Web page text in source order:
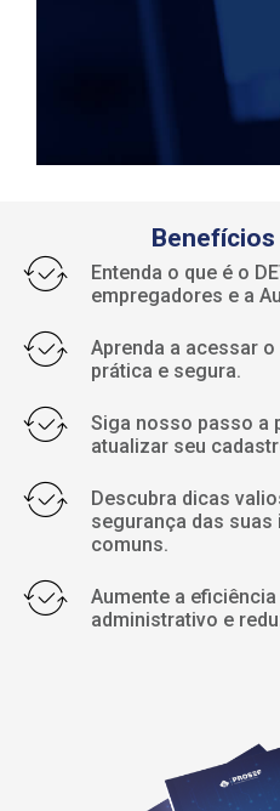
Entenda o que é o
empregadores e a
Aprenda a acessar
prática e segura.
Siga nosso passo a
atualizar seu
Descubra dicas
segurança das
comuns.
Aumente a
administrativo e